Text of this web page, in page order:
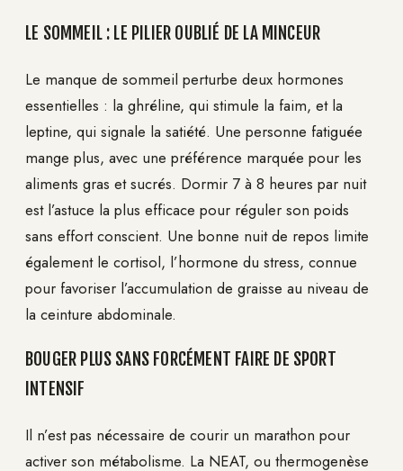
LE SOMMEIL : LE PILIER OUBLIÉ DE LA MINCEUR
Le manque de sommeil perturbe deux hormones
essentielles : la ghréline, qui stimule la faim, et la
leptine, qui signale la satiété. Une personne fatiguée
mange plus, avec une préférence marquée pour les
aliments gras et sucrés. Dormir 7 à 8 heures par nuit
est l’astuce la plus efficace pour réguler son poids
sans effort conscient. Une bonne nuit de repos limite
également le cortisol, l’hormone du stress, connue
pour favoriser l’accumulation de graisse au niveau de
la ceinture abdominale.
BOUGER PLUS SANS FORCÉMENT FAIRE DE SPORT
INTENSIF
Il n’est pas nécessaire de courir un marathon pour
activer son métabolisme. La NEAT, ou thermogenèse